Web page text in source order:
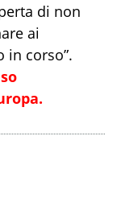
di non
ai
in corso”.